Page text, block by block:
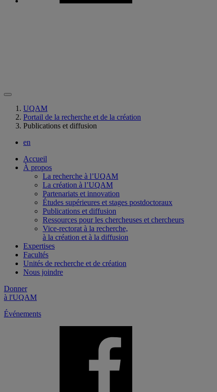
UQAM
Portail de la recherche et de la création
Publications et diffusion
en
Accueil
À propos
La recherche à l’UQAM
La création à l’UQAM
Partenariats et innovation
Études supérieures et stages postdoctoraux
Publications et diffusion
Ressources pour les chercheuses et chercheurs
Vice-rectorat à la recherche,
à la création et à la diffusion
Expertises
Facultés
Unités de recherche et de création
Nous joindre
Donner
à l'UQAM
Événements